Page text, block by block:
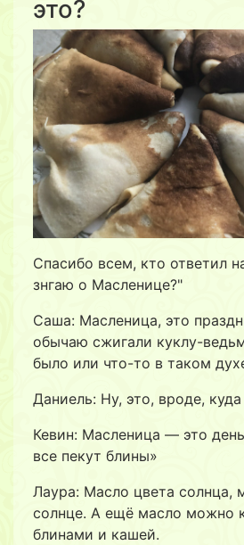
это?
Спасибо всем, кто ответил
знгаю о Масленице?"
Саша: Масленица, это
обычаю сжигали куклу-
было или что-то в таком
Даниель: Ну, это, вроде,
Кевин: Масленица — это
все пекут блины»
Лаура: Масло цвета солнца,
солнце. А ещё масло можно
блинами и кашей.